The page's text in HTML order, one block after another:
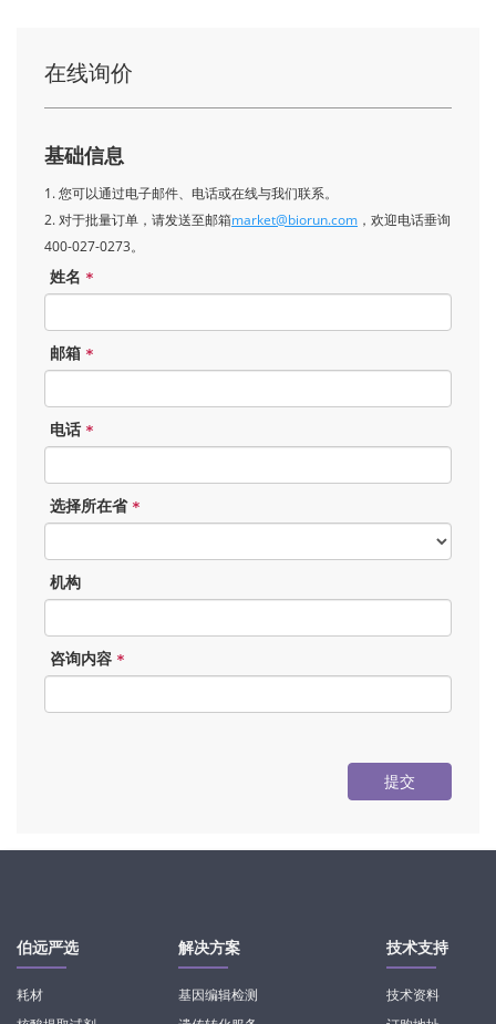
在线询价
基础信息
1. 您可以通过电子邮件、电话或在线与我们联系。
2. 对于批量订单，请发送至邮箱market@biorun.com ，欢迎电话垂询
400-027-0273。
姓名 *
邮箱 *
电话 *
选择所在省 *
机构
咨询内容 *
提交
伯远严选
耗材
解决方案
基因编辑检测
技术支持
技术资料